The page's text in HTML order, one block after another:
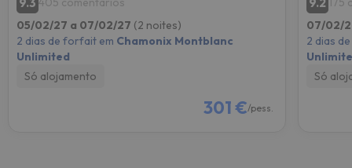
05/02/27 a 07/02/27 (2 noites)
2 dias de forfait em Chamonix Montblanc
Unlimited
Só alojamento
301 €/pess.
07/02/
2 dias
Só